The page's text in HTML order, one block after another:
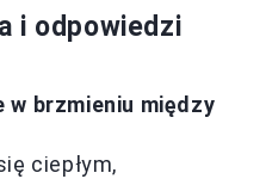
i odpowiedzi
w brzmieniu między
ciepłym,